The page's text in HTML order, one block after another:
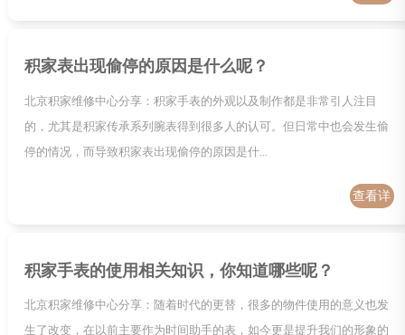
积家表出现偷停的原因是什么呢？
北京积家维修中心分享：积家手表的外观以及制作都是非常引人注目
的，尤其是积家传承系列腕表得到很多人的认可。但日常中也会发生偷
停的情况，而导致积家表出现偷停的原因是什...
查看详
积家手表的使用相关知识，你知道哪些呢？
北京积家维修中心分享：随着时代的更替，很多的物件使用的意义也发
生了改变，在以前主要作为时间助手的表，如今更是提升我们的形象的